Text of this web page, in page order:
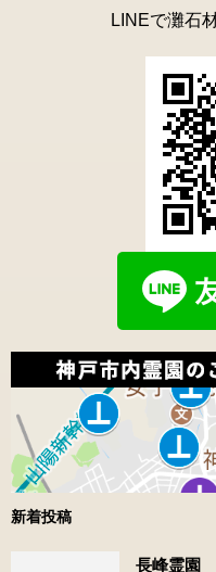
LINEで灘石
新着投稿
長峰霊園